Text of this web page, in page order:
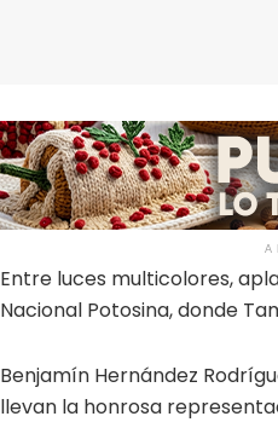
Entre luces multicolores,
Nacional Potosina, donde
Benjamín Hernández
llevan la honrosa